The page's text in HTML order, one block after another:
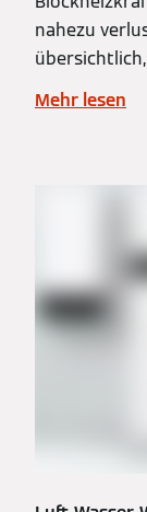
nahezu
Mehr lesen